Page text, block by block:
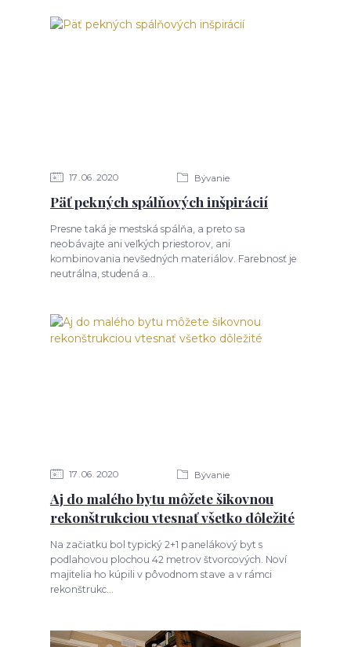
17 06 2020 Bývanie
Päť pekných spálňových inšpirácií
Presne taká je mestská spálňa, a preto sa
neobávajte ani veľkých priestorov, ani
kombinovania nevšedných materiálov. Farebnosť je
neutrálna, studená a...
17 06 2020 Bývanie
Aj do malého bytu môžete šikovnou
rekonštrukciou vtesnať všetko dôležité
Na začiatku bol typický 2+1 panelákový byt s
podlahovou plochou 42 metrov štvorcových. Noví
majitelia ho kúpili v pôvodnom stave a v rámci
rekonštrukc...